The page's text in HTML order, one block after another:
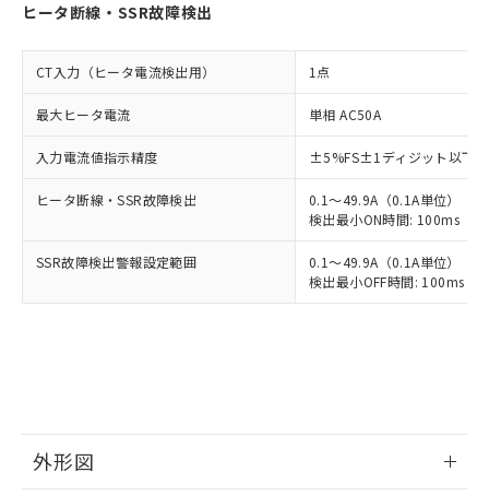
ヒータ断線・SSR故障検出
CT入力（ヒータ電流検出用） 1点
最大ヒータ電流 単相 AC50A
入力電流値指示精度 ±5%FS±1ディジット以下
ヒータ断線・SSR故障検出
0.1～49.9A（0.1A単位）
検出最小ON時間: 100ms（
SSR故障検出警報設定範囲
0.1～49.9A（0.1A単位）
検出最小OFF時間: 100ms（
外形図